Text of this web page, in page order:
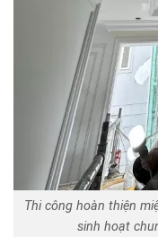
Thi công hoàn thiện
sinh hoạt